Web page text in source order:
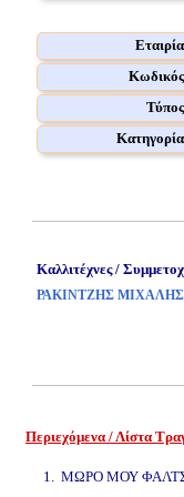
Καλλιτέχνες /
ΡΑΚΙΝΤΖΗΣ ΜΙΧΑΛΗΣ
Περιεχόμενα / Λίστα
1. ΜΩΡΟ ΜΟΥ